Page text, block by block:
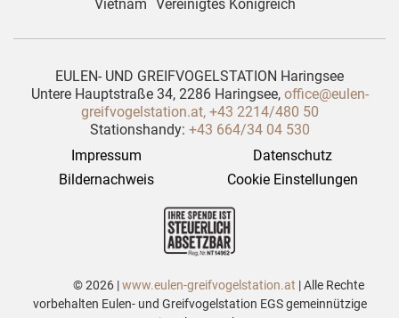
Vietnam Vereinigtes Königreich
EULEN- UND GREIFVOGELSTATION Haringsee
Untere Hauptstraße 34, 2286 Haringsee, office@eulen-
greifvogelstation.at, +43 2214/480 50
Stationshandy: +43 664/34 04 530
Impressum
Datenschutz
Bildernachweis
Cookie Einstellungen
© 2026 |www.eulen-greifvogelstation.at | Alle Rechte
vorbehalten Eulen- und Greifvogelstation EGS gemeinnützige